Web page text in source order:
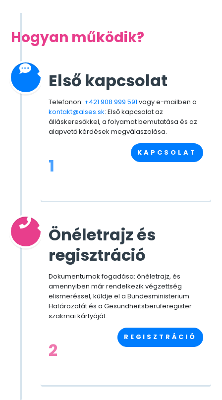
Hogyan működik?
Első kapcsolat
Telefonon: +421 908 999 591vagy e-mailben a
kontakt@alses.sk: Első kapcsolat az
álláskeresőkkel, a folyamat bemutatása és az
alapvető kérdések megválaszolása.
KAPCSOLAT
1
Önéletrajz és
regisztráció
Dokumentumok fogadása: önéletrajz, és
amennyiben már rendelkezik végzettség
elismeréssel, küldje el a Bundesministerium
Határozatát és a Gesundheitsberuferegister
szakmai kártyáját.
REGISZTRÁCIÓ
2